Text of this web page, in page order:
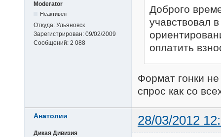
Moderator
Неактивен
Откуда: Ульяновск
Зарегистрирован: 09/02/2009
Сообщений: 2 088
Доброго
учавствовал
оплатить
Формат гонки
спрос как со
Анатолии 28/03/2012
Дикая Дивизия